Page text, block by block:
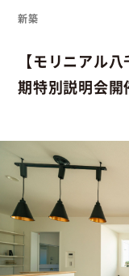
新築
【モリニアル
期特別説明会開